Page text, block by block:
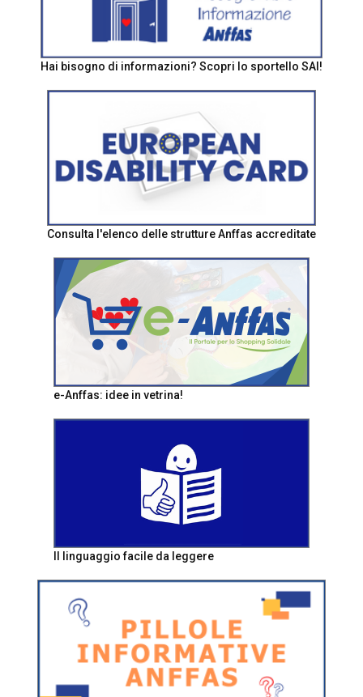
Hai bisogno di informazioni? Scopri lo sportello SAI!
Consulta l'elenco delle strutture Anffas accreditate
e-Anffas: idee in vetrina!
Il linguaggio facile da leggere